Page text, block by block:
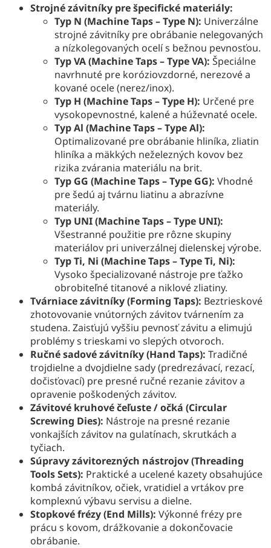
Strojné závitníky pre špecifické materiály:
Typ N (Machine Taps – Type N): Univerzálne
strojné závitníky pre obrábanie nelegovaných
a nízkolegovaných ocelí s bežnou pevnosťou.
Typ VA (Machine Taps – Type VA): Špeciálne
navrhnuté pre koróziovzdorné, nerezové a
kované ocele (nerez/inox).
Typ H (Machine Taps – Type H): Určené pre
vysokopevnostné, kalené a húževnaté ocele.
Typ Al (Machine Taps – Type Al):
Optimalizované pre obrábanie hliníka, zliatin
hliníka a mäkkých neželezných kovov bez
rizika zvárania materiálu na brit.
Typ GG (Machine Taps – Type GG): Vhodné
pre šedú aj tvárnu liatinu a abrazívne
materiály.
Typ UNI (Machine Taps – Type UNI):
Všestranné použitie pre rôzne skupiny
materiálov pri univerzálnej dielenskej výrobe.
Typ Ti, Ni (Machine Taps – Type Ti, Ni):
Vysoko špecializované nástroje pre ťažko
obrobiteľné titanové a niklové zliatiny.
Tvárniace závitníky (Forming Taps): Beztrieskové
zhotovovanie vnútorných závitov tvárnením za
studena. Zaisťujú vyššiu pevnosť závitu a elimujú
problémy s trieskami vo slepých otvoroch.
Ručné sadové závitníky (Hand Taps): Tradičné
trojdielne a dvojdielne sady (predrezávací, rezací,
dočisťovací) pre presné ručné rezanie závitov a
opravenie poškodených závitov.
Závitové kruhové čeľuste / očká (Circular
Screwing Dies): Nástroje na presné rezanie
vonkajších závitov na gulatínach, skrutkách a
tyčiach.
Súpravy závitorezných nástrojov (Threading
Tools Sets): Praktické a ucelené kazety obsahujúce
kombá závitníkov, očiek, vratidiel a vrtákov pre
komplexnú výbavu servisu a dielne.
Stopkové frézy (End Mills): Výkonné frézy pre
prácu s kovom, drážkovanie a dokončovacie
obrábanie.